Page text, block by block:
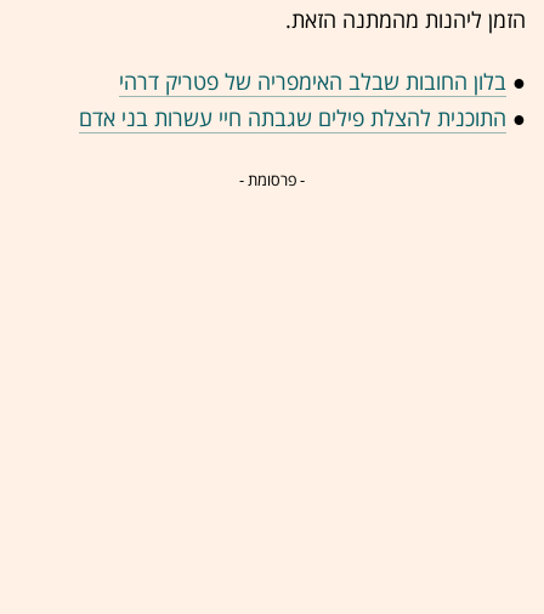
הזמן ליהנות מהמתנה הזאת.
● בלון החובות שבלב האימפריה של פטריק דרהי
● התוכנית להצלת פילים שגבתה חיי עשרות בני אדם
- פרסומת -